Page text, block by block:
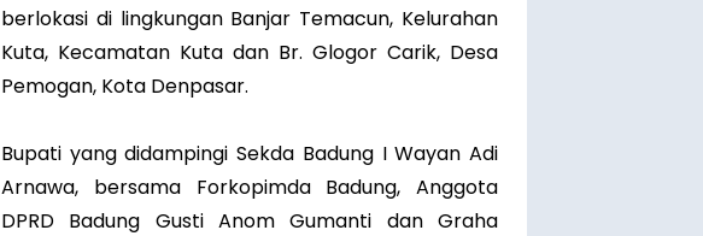
berlokasi di lingkungan Banjar Temacun, Kelurahan
Kuta, Kecamatan Kuta dan Br. Glogor Carik, Desa
Pemogan, Kota Denpasar.
Bupati yang didampingi Sekda Badung I Wayan Adi
Arnawa, bersama Forkopimda Badung, Anggota
DPRD Badung Gusti Anom Gumanti dan Graha